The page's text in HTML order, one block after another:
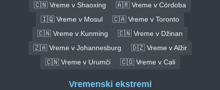
🇨🇳 Vreme v Shaoxing
🇦🇷 Vreme v Córdoba
🇮🇶 Vreme v Mosul
🇨🇦 Vreme v Toronto
🇨🇳 Vreme v Kunming
🇨🇳 Vreme v Džinan
🇿🇦 Vreme v Johannesburg
🇩🇿 Vreme v Alžir
🇨🇳 Vreme v Urumči
🇨🇴 Vreme v Cali
Vremenski ekstremi